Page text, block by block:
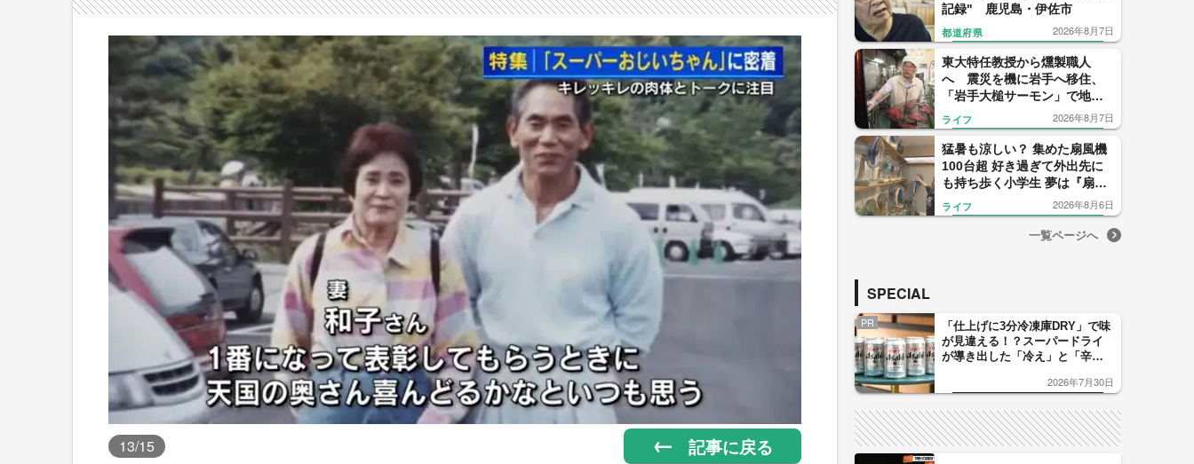
13/15 記事に戻る
記録" 鹿児島・伊佐市
都道府県 2026年8月7日
東大特任教授から燻製職人
へ 震災を機に岩手へ移住、
「岩手大槌サーモン」で地域
再生に挑む
ライフ 2026年8月7日
猛暑も涼しい？ 集めた扇風機
100台超 好き過ぎて外出先に
も持ち歩く小学生 夢は『扇風
機の開発者』【福岡発】
ライフ 2026年8月6日
一覧ページへ
SPECIAL
PR
「仕上げに3分冷凍庫DRY」で味
が見違える！？スーパードライ
が導き出した「冷え」と「辛
した「辛口カーブ」が飲み頃の
2026年7月30日